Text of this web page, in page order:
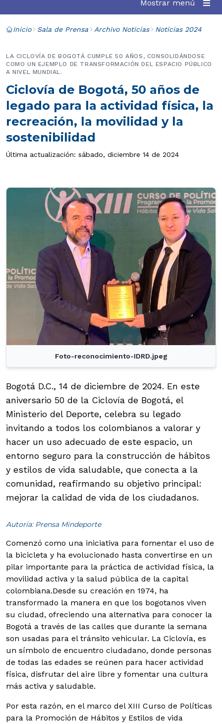
Mostrar menú
Inicio Sala de Prensa Archivo Noticias Noticias 2024
Ciclovía de Bogotá, 50 años de
legado para la actividad física, la
recreación, la movilidad y la
sostenibilidad
LA CICLOVÍA DE BOGOTÁ CUMPLE 50 AÑOS, CONSOLIDÁNDOSE
COMO UN EJEMPLO DE TRANSFORMACIÓN DEL ESPACIO PÚBLICO
A NIVEL MUNDIAL.
Última actualización: sábado, diciembre 14 de 2024
Foto-reconocimiento-IDRD.jpeg
Bogotá D.C., 14 de diciembre de 2024. En este
aniversario 50 de la Ciclovía de Bogotá, el
Ministerio del Deporte, celebra su legado
invitando a todos los colombianos a valorar y
hacer un uso adecuado de este espacio, un
entorno seguro para la construcción de hábitos
y estilos de vida saludable, que conecta a la
comunidad, reafirmando su objetivo principal:
mejorar la calidad de vida de los ciudadanos.
Autoría: Prensa Mindeporte
Comenzó como una iniciativa para fomentar el uso de
la bicicleta y ha evolucionado hasta convertirse en un
pilar importante para la práctica de actividad física, la
movilidad activa y la salud pública de la capital
colombiana.Desde su creación en 1974, ha
transformado la manera en que los bogotanos viven
su ciudad, ofreciendo una alternativa para conocer la
Bogotá a través de las calles que durante la semana
son usadas para el tránsito vehicular. La Ciclovía, es
un símbolo de encuentro ciudadano, donde personas
de todas las edades se reúnen para hacer actividad
física, disfrutar del aire libre y fomentar una cultura
más activa y saludable.
Por esta razón, en el marco del XIII Curso de Políticas
para la Promoción de Hábitos y Estilos de vida